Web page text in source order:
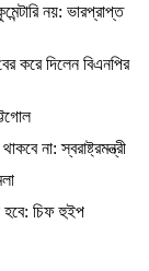
নয়: ভারপ্রাপ্ত
করে দিলেন বিএনপির
না: স্বরাষ্ট্রমন্ত্রী
হবে: চিফ হুইপ